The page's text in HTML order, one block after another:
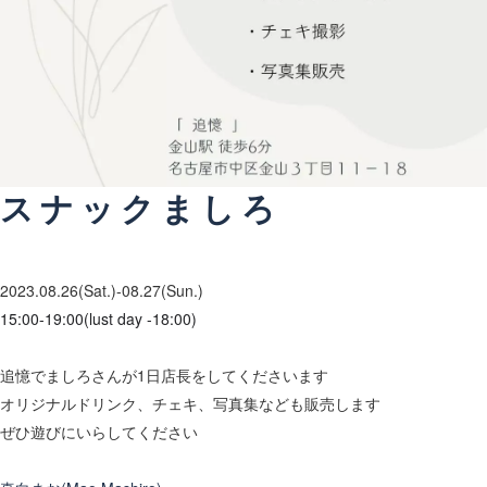
スナックましろ
2023.08.26(Sat.)-08.27(Sun.)
15:00-19:00(lust day -18:00)
追憶でましろさんが1日店長をしてくださいます
オリジナルドリンク、チェキ、写真集なども販売します
ぜひ遊びにいらしてください